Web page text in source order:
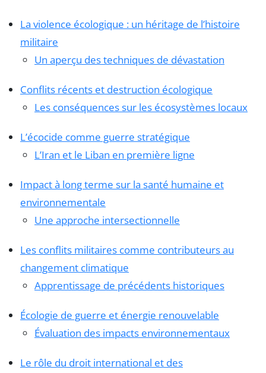
La violence écologique : un héritage de l’histoire
militaire
Un aperçu des techniques de dévastation
Conflits récents et destruction écologique
Les conséquences sur les écosystèmes locaux
L’écocide comme guerre stratégique
L’Iran et le Liban en première ligne
Impact à long terme sur la santé humaine et
environnementale
Une approche intersectionnelle
Les conflits militaires comme contributeurs au
changement climatique
Apprentissage de précédents historiques
Écologie de guerre et énergie renouvelable
Évaluation des impacts environnementaux
Le rôle du droit international et des